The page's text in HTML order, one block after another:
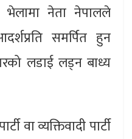
भेलामा नेता नेपालले
समर्पित हुन
लडाई लड्न बाध्य
वा व्यक्तिवादी पार्टी